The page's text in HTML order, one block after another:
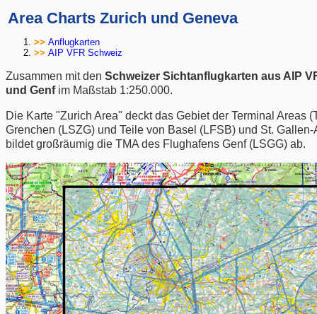
Area Charts Zurich und Geneva
Anflugkarten
AIP VFR Schweiz
Zusammen mit den Schweizer Sichtanflugkarten aus AIP
und Genfim Maßstab 1:250.000.
Die Karte "Zurich Area" deckt das Gebiet der Terminal
Grenchen (LSZG) und Teile von Basel (LFSB) und St.
bildet großräumig die TMA des Flughafens Genf (LSGG) ab.